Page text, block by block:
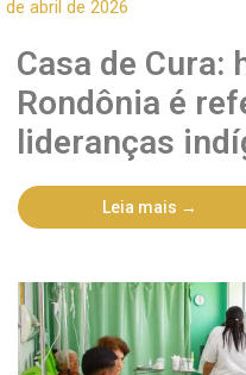
Casa de Cura:
Rondônia é
lideranças
Leia mais →
de abril de 2026